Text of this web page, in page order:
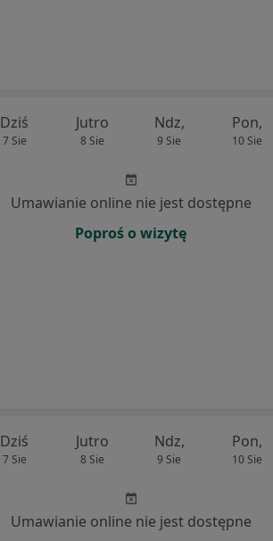
Dziś
7 Sie
Jutro
8 Sie
Ndz,
9 Sie
Pon,
10 Sie
Umawianie online nie jest dostępne
Poproś o wizytę
Dziś
7 Sie
Jutro
8 Sie
Ndz,
9 Sie
Pon,
10 Sie
Umawianie online nie jest dostępne